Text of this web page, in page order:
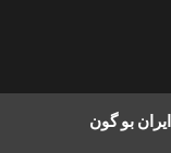
ایران بو گون